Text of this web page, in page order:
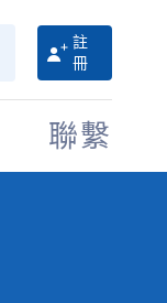
註
冊
聯繫